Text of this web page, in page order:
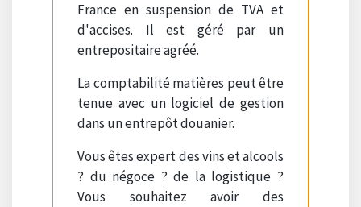
France en suspension de TVA et
d'accises. Il est géré par un
entrepositaire agréé.
La comptabilité matières peut être
tenue avec un logiciel de gestion
dans un entrepôt douanier.
Vous êtes expert des vins et alcools
? du négoce ? de la logistique ?
Vous souhaitez avoir des